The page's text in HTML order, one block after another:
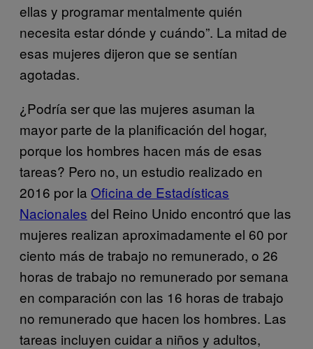
ellas y programar mentalmente quién
necesita estar dónde y cuándo”. La mitad de
esas mujeres dijeron que se sentían
agotadas.
¿Podría ser que las mujeres asuman la
mayor parte de la planificación del hogar,
porque los hombres hacen más de esas
tareas? Pero no, un estudio realizado en
2016 por la Oficina de Estadísticas
Nacionales del Reino Unido encontró que las
mujeres realizan aproximadamente el 60 por
ciento más de trabajo no remunerado, o 26
horas de trabajo no remunerado por semana
en comparación con las 16 horas de trabajo
no remunerado que hacen los hombres. Las
tareas incluyen cuidar a niños y adultos,